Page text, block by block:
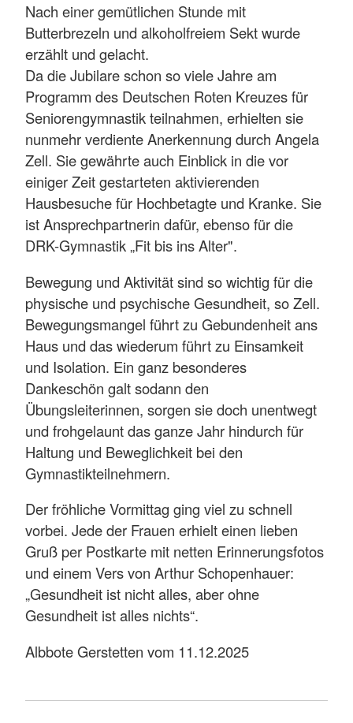
Nach einer gemütlichen Stunde mit
Butterbrezeln und alkoholfreiem Sekt wurde
erzählt und gelacht.
Da die Jubilare schon so viele Jahre am
Programm des Deutschen Roten Kreuzes für
Seniorengymnastik teilnahmen, erhielten sie
nunmehr verdiente Anerkennung durch Angela
Zell. Sie gewährte auch Einblick in die vor
einiger Zeit gestarteten aktivierenden
Hausbesuche für Hochbetagte und Kranke. Sie
ist Ansprechpartnerin dafür, ebenso für die
DRK-Gymnastik „Fit bis ins Alter".
Bewegung und Aktivität sind so wichtig für die
physische und psychische Gesundheit, so Zell.
Bewegungsmangel führt zu Gebundenheit ans
Haus und das wiederum führt zu Einsamkeit
und Isolation. Ein ganz besonderes
Dankeschön galt sodann den
Übungsleiterinnen, sorgen sie doch unentwegt
und frohgelaunt das ganze Jahr hindurch für
Haltung und Beweglichkeit bei den
Gymnastikteilnehmern.
Der fröhliche Vormittag ging viel zu schnell
vorbei. Jede der Frauen erhielt einen lieben
Gruß per Postkarte mit netten Erinnerungsfotos
und einem Vers von Arthur Schopenhauer:
„Gesundheit ist nicht alles, aber ohne
Gesundheit ist alles nichts“.
Albbote Gerstetten vom 11.12.2025